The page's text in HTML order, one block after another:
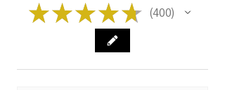
Code
0281020048
504122542
★★★★★ 400
400